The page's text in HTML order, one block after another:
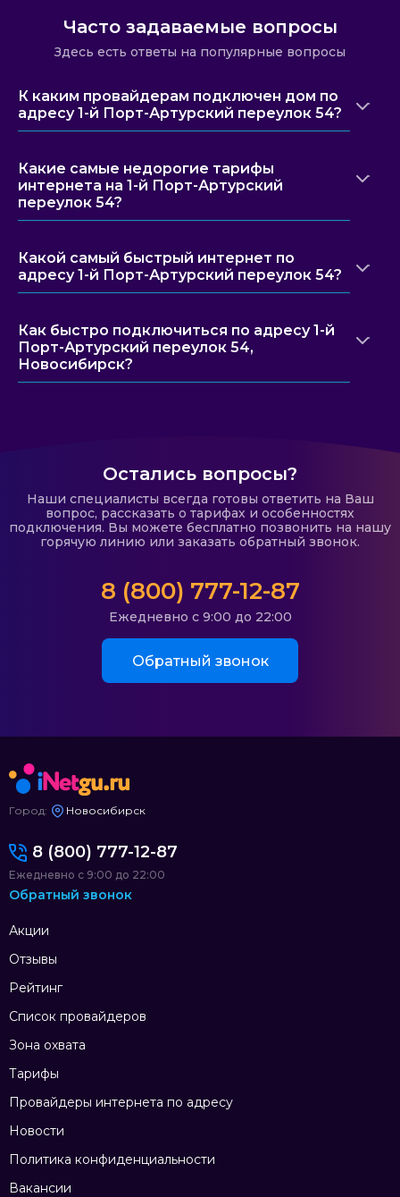
Часто задаваемые вопросы
Здесь есть ответы на популярные вопросы
К каким провайдерам подключен дом по
адресу 1-й Порт-Артурский переулок 54?
Какие самые недорогие тарифы
интернета на 1-й Порт-Артурский
переулок 54?
Какой самый быстрый интернет по
адресу 1-й Порт-Артурский переулок 54?
Как быстро подключиться по адресу 1-й
Порт-Артурский переулок 54,
Новосибирск?
Остались вопросы?
Наши специалисты всегда готовы ответить на Ваш
вопрос, рассказать о тарифах и особенностях
подключения. Вы можете бесплатно позвонить на нашу
горячую линию или заказать обратный звонок.
8 (800) 777-12-87
Ежедневно с 9:00 до 22:00
Обратный звонок
Город: Новосибирск
Акции
Отзывы
Рейтинг
Список провайдеров
Зона охвата
Тарифы
Провайдеры интернета по адресу
Новости
Политика конфиденциальности
Вакансии
8 (800) 777-12-87
Ежедневно с 9:00 до 22:00
Обратный звонок